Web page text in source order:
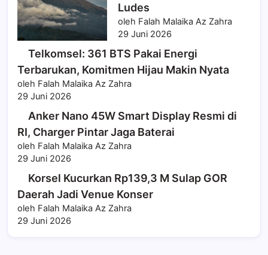
Ludes
oleh Falah Malaika Az Zahra
29 Juni 2026
Telkomsel: 361 BTS Pakai Energi
Terbarukan, Komitmen Hijau Makin Nyata
oleh Falah Malaika Az Zahra
29 Juni 2026
Anker Nano 45W Smart Display Resmi di
RI, Charger Pintar Jaga Baterai
oleh Falah Malaika Az Zahra
29 Juni 2026
Korsel Kucurkan Rp139,3 M Sulap GOR
Daerah Jadi Venue Konser
oleh Falah Malaika Az Zahra
29 Juni 2026